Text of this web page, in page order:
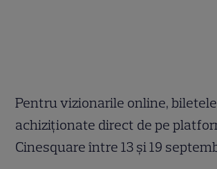
Pentru vizionarile online,
achiziționate direct de pe
Cinesquare între 13 și 19